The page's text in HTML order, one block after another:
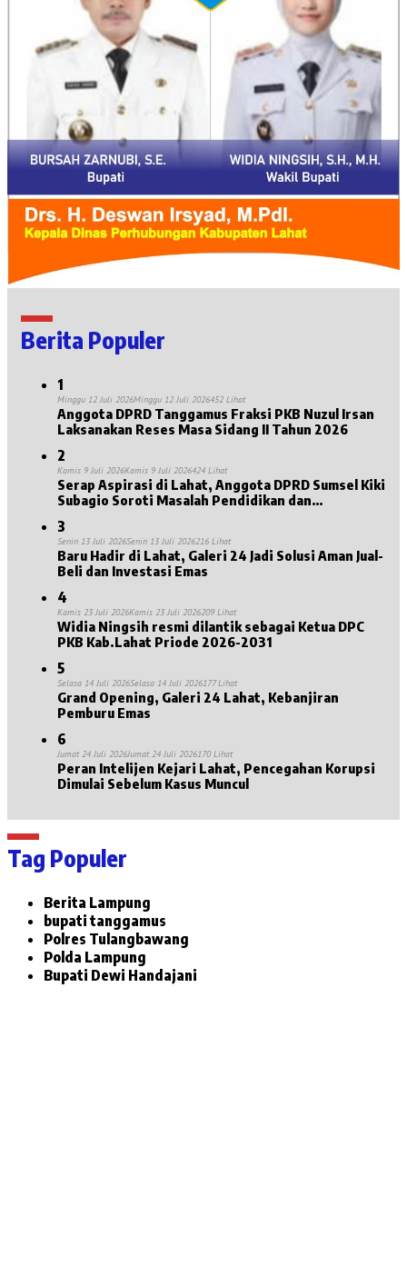
Berita Populer
1
Minggu 12 Juli 2026Minggu 12 Juli 2026452 Lihat
Anggota DPRD Tanggamus Fraksi PKB Nuzul Irsan
Laksanakan Reses Masa Sidang II Tahun 2026
2
Kamis 9 Juli 2026Kamis 9 Juli 2026424 Lihat
Serap Aspirasi di Lahat, Anggota DPRD Sumsel Kiki
Subagio Soroti Masalah Pendidikan dan
3
Senin 13 Juli 2026Senin 13 Juli 2026216 Lihat
Baru Hadir di Lahat, Galeri 24 Jadi Solusi Aman Jual-
Beli dan Investasi Emas
4
Kamis 23 Juli 2026Kamis 23 Juli 2026209 Lihat
Widia Ningsih resmi dilantik sebagai Ketua DPC
PKB Kab.Lahat Priode 2026-2031
5
Selasa 14 Juli 2026Selasa 14 Juli 2026177 Lihat
Grand Opening, Galeri 24 Lahat, Kebanjiran
Pemburu Emas
6
Jumat 24 Juli 2026Jumat 24 Juli 2026170 Lihat
Peran Intelijen Kejari Lahat, Pencegahan Korupsi
Dimulai Sebelum Kasus Muncul
Tag Populer
Berita Lampung
bupati tanggamus
Polres Tulangbawang
Polda Lampung
Bupati Dewi Handajani